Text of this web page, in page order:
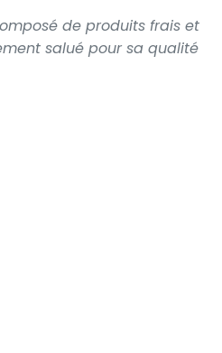
de produits frais et
salué pour sa qualité